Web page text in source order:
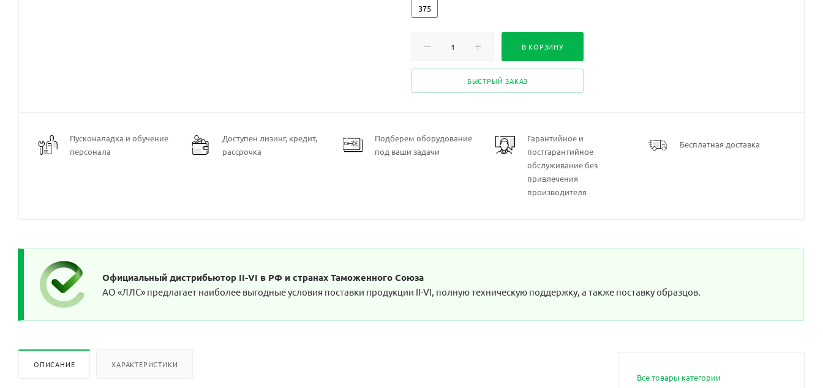
375
В КОРЗИНУ
БЫСТРЫЙ ЗАКАЗ
Пусконаладка и обучение
персонала
Доступен лизинг, кредит,
рассрочка
Подберем оборудование
под ваши задачи
Гарантийное и
постгарантийное
обслуживание без
привлечения
производителя
Бесплатная доставка
Официальный дистрибьютор II-VI в РФ и странах Таможенного Союза
АО «ЛЛС» предлагает наиболее выгодные условия поставки продукции II-VI, полную техническую поддержку, а также поставку образцов.
ОПИСАНИЕ ХАРАКТЕРИСТИКИ
Все товары категории